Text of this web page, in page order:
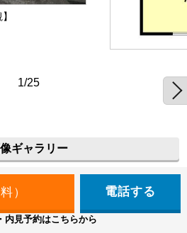
1/25
ギャラリー
電話する
内見予約はこちらから